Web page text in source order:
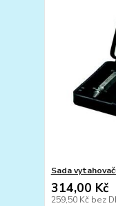
Sada
314,00 Kč
259,50 Kč bez